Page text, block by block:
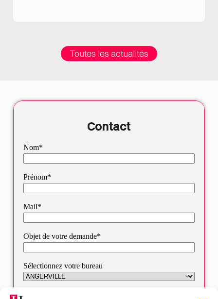
Toutes les actualités
Contact
Nom*
Prénom*
Mail*
Objet de votre demande*
Sélectionnez votre bureau
Message*